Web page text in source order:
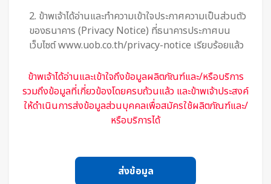
2. ข้าพเจ้าได้อ่านและทำความเข้าใจประกาศความเป็นส่วนตัว
ของธนาคาร (Privacy Notice) ที่ธนาคารประกาศบน
เว็บไซต์ www.uob.co.th/privacy-notice เรียบร้อยแล้ว
ข้าพเจ้าได้อ่านและเข้าใจถึงข้อมูลผลิตภัณฑ์และ/หรือบริการ
รวมถึงข้อมูลที่เกี่ยวข้องโดยครบถ้วนแล้ว และข้าพเจ้าประสงค์
ให้ดำเนินการส่งข้อมูลส่วนบุคคลเพื่อสมัครใช้ผลิตภัณฑ์และ/
หรือบริการได้
ส่งข้อมูล